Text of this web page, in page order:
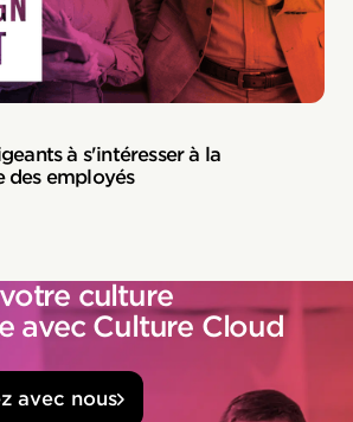
à s'intéresser à la
des employés
culture
avec Culture Cloud
avec nous